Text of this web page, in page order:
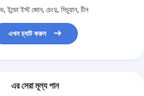
বন্দুক
ইন্ডো ইস্ট জোন, চেংদু, সিচুয়ান, চীন
এখন চ্যাট করুন
এর সেরা মূল্য পান